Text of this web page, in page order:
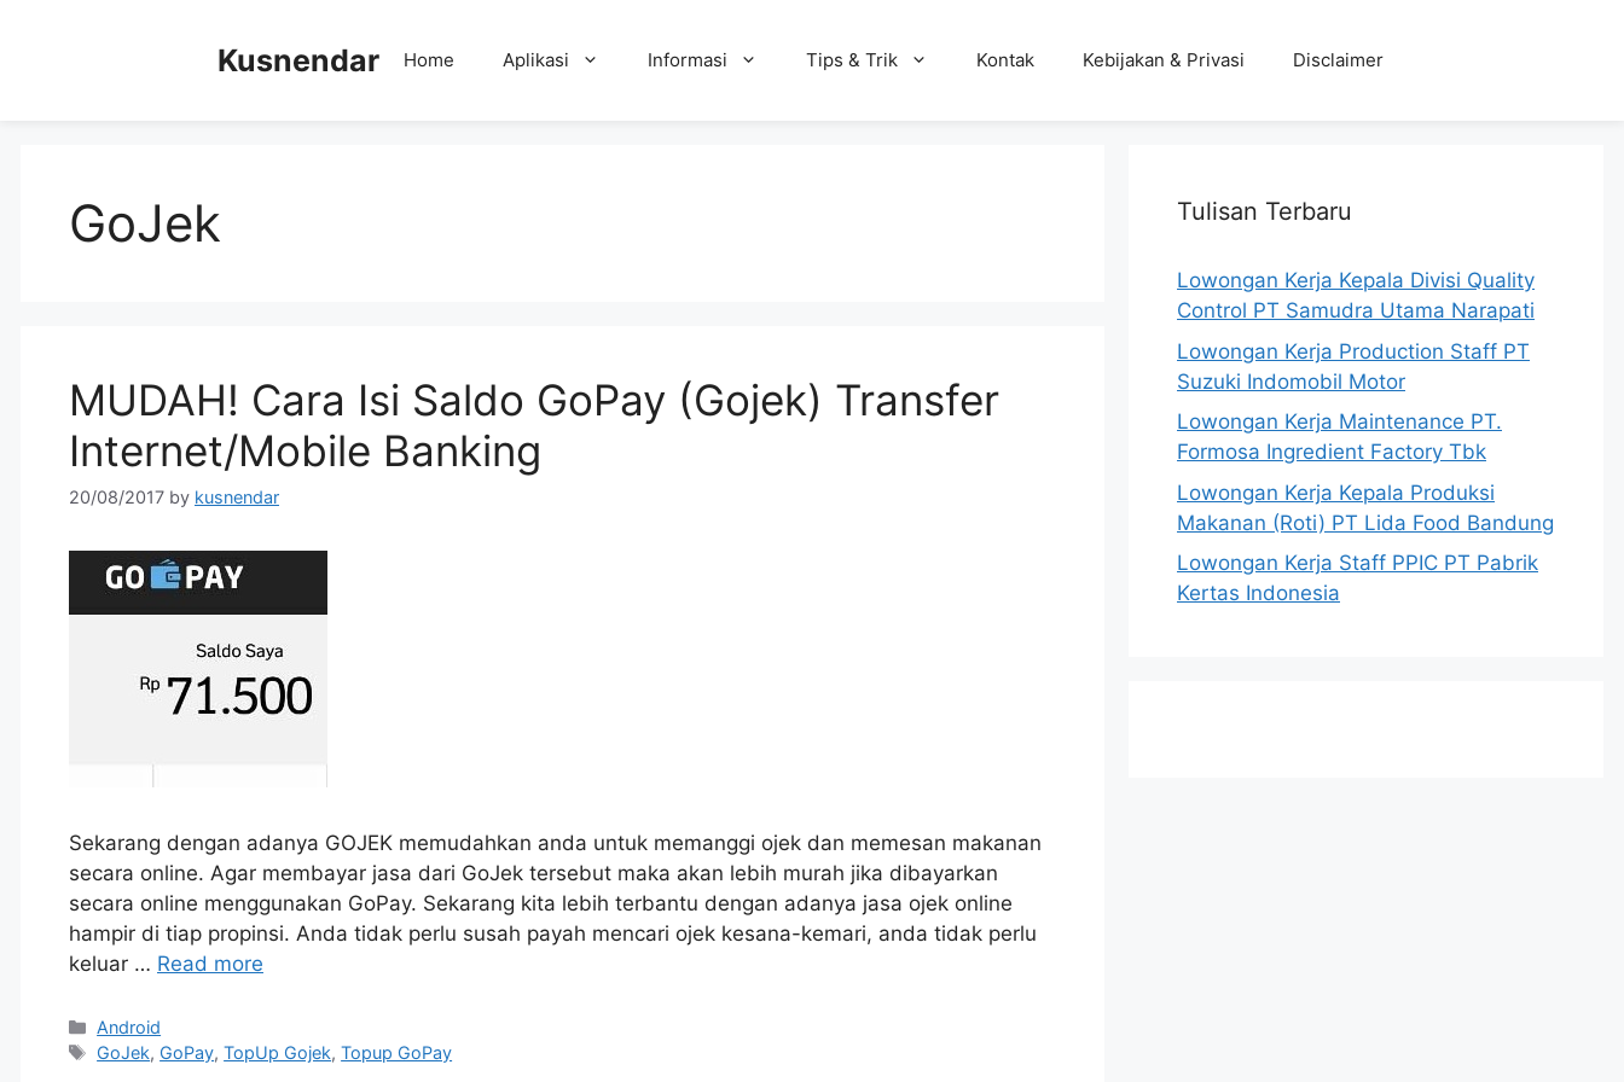
Kusnendar Home Aplikasi Informasi Tips & Trik Kontak Kebijakan & Privasi Disclaimer
GoJek
MUDAH! Cara Isi Saldo GoPay (Gojek) Transfer
Internet/Mobile Banking
20/08/2017 by kusnendar
Sekarang dengan adanya GOJEK memudahkan anda untuk memanggi ojek dan memesan makanan
secara online. Agar membayar jasa dari GoJek tersebut maka akan lebih murah jika dibayarkan
secara online menggunakan GoPay. Sekarang kita lebih terbantu dengan adanya jasa ojek online
hampir di tiap propinsi. Anda tidak perlu susah payah mencari ojek kesana-kemari, anda tidak perlu
keluar … Read more
Categories
Android
Tags
GoJek, GoPay,TopUp Gojek,Topup GoPay
Tulisan Terbaru
Lowongan Kerja Kepala Divisi Quality
Control PT Samudra Utama Narapati
Lowongan Kerja Production Staff PT
Suzuki Indomobil Motor
Lowongan Kerja Maintenance PT.
Formosa Ingredient Factory Tbk
Lowongan Kerja Kepala Produksi
Makanan (Roti) PT Lida Food Bandung
Lowongan Kerja Staff PPIC PT Pabrik
Kertas Indonesia